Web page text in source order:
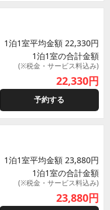
1泊1室平均金額 22,330円
1泊1室の合計金額
(※税金・サービス料込み)
22,330円
予約する
1泊1室平均金額 23,880円
1泊1室の合計金額
(※税金・サービス料込み)
23,880円